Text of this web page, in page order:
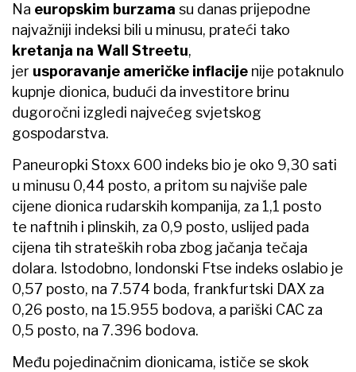
Na europskim burzama su danas prijepodne
najvažniji indeksi bili u minusu, prateći tako
kretanja na Wall Streetu,
jer usporavanje američke inflacije nije potaknulo
kupnje dionica, budući da investitore brinu
dugoročni izgledi najvećeg svjetskog
gospodarstva.
Paneuropki Stoxx 600 indeks bio je oko 9,30 sati
u minusu 0,44 posto, a pritom su najviše pale
cijene dionica rudarskih kompanija, za 1,1 posto
te naftnih i plinskih, za 0,9 posto, uslijed pada
cijena tih strateških roba zbog jačanja tečaja
dolara. Istodobno, londonski Ftse indeks oslabio je
0,57 posto, na 7.574 boda, frankfurtski DAX za
0,26 posto, na 15.955 bodova, a pariški CAC za
0,5 posto, na 7.396 bodova.
Među pojedinačnim dionicama, ističe se skok